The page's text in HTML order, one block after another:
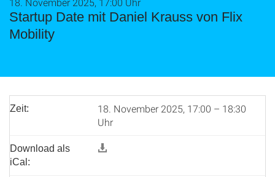
Startup Date mit Daniel Krauss von Flix
Mobility
Zeit:
18. November 2025, 17:00 – 18:30
Uhr
Download als
iCal: